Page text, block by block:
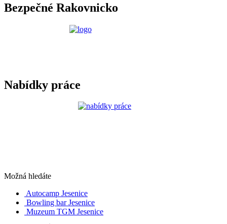
Bezpečné Rakovnicko
Nabídky práce
Možná hledáte
Autocamp Jesenice
Bowling bar Jesenice
Muzeum TGM Jesenice